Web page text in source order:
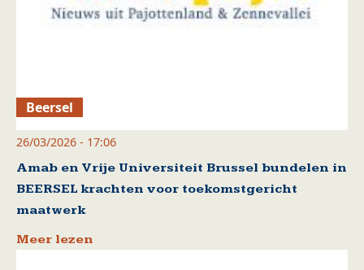
Beersel
26/03/2026 - 17:06
Amab en Vrije Universiteit Brussel bundelen in
BEERSEL krachten voor toekomstgericht
maatwerk
Meer lezen